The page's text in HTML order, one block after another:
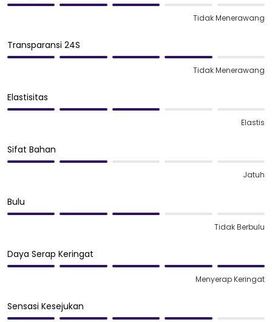
Tidak Menerawang
Transparansi 24S
Tidak Menerawang
Elastisitas
Elastis
Sifat Bahan
Jatuh
Bulu
Tidak Berbulu
Daya Serap Keringat
Menyerap Keringat
Sensasi Kesejukan